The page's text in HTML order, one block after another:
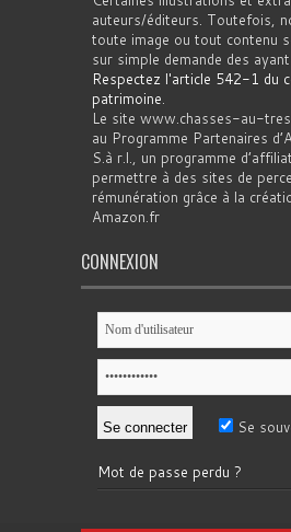
auteurs/éditeurs. Toutefois,
toute image ou tout contenu
sur simple demande des
Respectez l'article 542-1 du
patrimoine.
Le site www.chasses-au-
au Programme Partenaires
S.à r.l., un programme
permettre à des sites de
rémunération grâce à la
Amazon.fr
CONNEXION
Se
Mot de passe perdu ?